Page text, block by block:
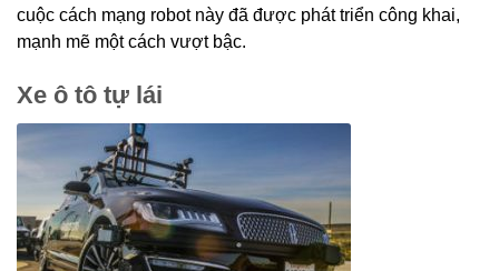
cuộc cách mạng robot này đã được phát triển công khai,
mạnh mẽ một cách vượt bậc.
Xe ô tô tự lái